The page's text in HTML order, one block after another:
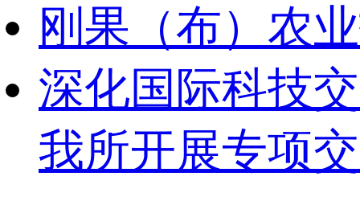
刚果（布）农
深化国际科技
我所开展专项